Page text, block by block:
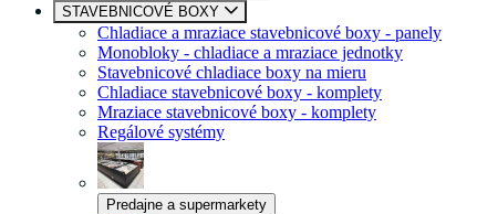
STAVEBNICOVÉ BOXY
Chladiace a mraziace stavebnicové boxy - panely
Monobloky - chladiace a mraziace jednotky
Stavebnicové chladiace boxy na mieru
Chladiace stavebnicové boxy - komplety
Mraziace stavebnicové boxy - komplety
Regálové systémy
Predajne a supermarkety